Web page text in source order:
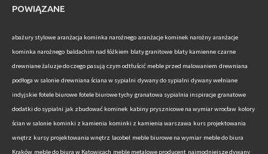
POWIĄZANE
abażury stylowe aranżacja kominka narożnego aranżacje kominek narożny aranżacje
kominka narożnego baldachim nad łóżkiem blaty granitowe blaty kamienne czarne
drewniane żaluzje do czego pasują czym odtłuścić meble przed malowaniem drewniana
podłoga w salonie drewniana ściana w sypialni dywany do sypialni dywany wełniane
indyjskie fotele biurowe fotele biurowe tychy granatowa sypialnia inspiracje granatowe
dodatki do sypialni jak zbudować kominek kabiny prysznicowe na wymiar wrocław kolory
ścian w salonie kominki z kamienia kominki z kamienia warszawa kurs projektowania
wnętrz kursy projektowania wnętrz lacobel meble biurowe na wymiar meble do biura
Kraków meble do biura w Katowicach meble metalowe producent najmodniejsze dywany